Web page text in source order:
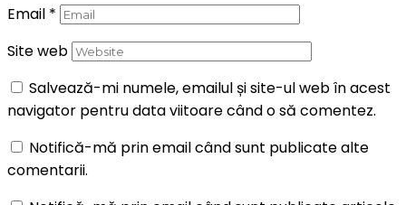
Email *
Site web
Salvează-mi numele, emailul și site-ul web în acest
navigator pentru data viitoare când o să comentez.
Notifică-mă prin email când sunt publicate alte
comentarii.